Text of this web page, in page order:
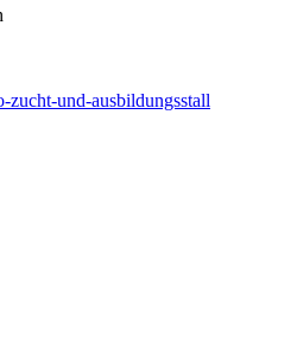
zucht-und-ausbildungsstall